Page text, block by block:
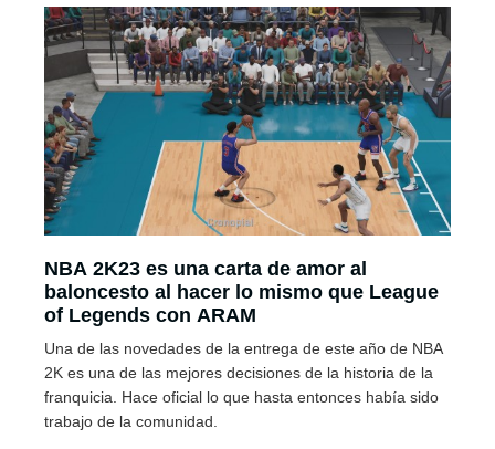
NBA 2K23 es una carta de amor al
baloncesto al hacer lo mismo que League
of Legends con ARAM
Una de las novedades de la entrega de este año de NBA
2K es una de las mejores decisiones de la historia de la
franquicia. Hace oficial lo que hasta entonces había sido
trabajo de la comunidad.